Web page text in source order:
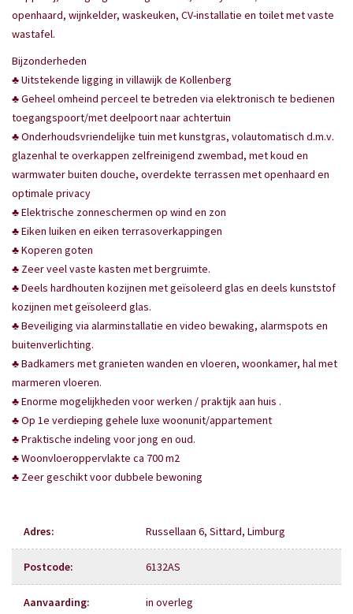
openhaard, wijnkelder, waskeuken, CV-installatie en toilet met vaste
wastafel.
Bijzonderheden
♣ Uitstekende ligging in villawijk de Kollenberg
♣ Geheel omheind perceel te betreden via elektronisch te bedienen
toegangspoort/met deelpoort naar achtertuin
♣ Onderhoudsvriendelijke tuin met kunstgras, volautomatisch d.m.v.
glazenhal te overkappen zelfreinigend zwembad, met koud en
warmwater buiten douche, overdekte terrassen met openhaard en
optimale privacy
♣ Elektrische zonneschermen op wind en zon
♣ Eiken luiken en eiken terrasoverkappingen
♣ Koperen goten
♣ Zeer veel vaste kasten met bergruimte.
♣ Deels hardhouten kozijnen met geïsoleerd glas en deels kunststof
kozijnen met geïsoleerd glas.
♣ Beveiliging via alarminstallatie en video bewaking, alarmspots en
buitenverlichting.
♣ Badkamers met granieten wanden en vloeren, woonkamer, hal met
marmeren vloeren.
♣ Enorme mogelijkheden voor werken / praktijk aan huis .
♣ Op 1e verdieping gehele luxe woonunit/appartement
♣ Praktische indeling voor jong en oud.
♣ Woonvloeroppervlakte ca 700 m2
♣ Zeer geschikt voor dubbele bewoning
Adres: Russellaan 6, Sittard, Limburg
Postcode: 6132AS
Aanvaarding: in overleg